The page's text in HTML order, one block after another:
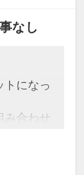
なし
トになっ
合わせ
遊旅行